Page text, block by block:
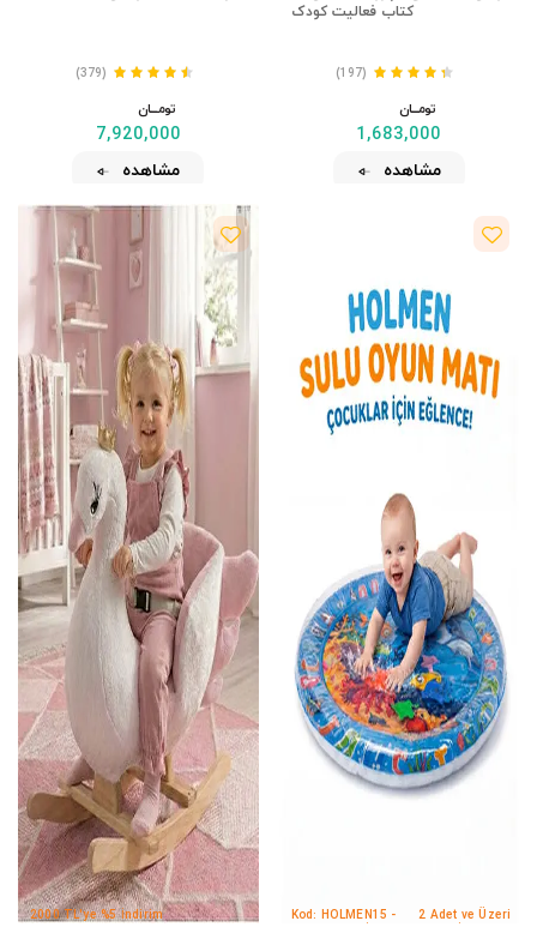
کتاب فعالیت کودک
(197)
تومــــــان
1,683,000
مشاهده
(379)
تومــــــان
7,920,000
مشاهده
Kod: HOLMEN15 -
2 Adet ve Üzeri
2000 TL'ye %5 İndirim